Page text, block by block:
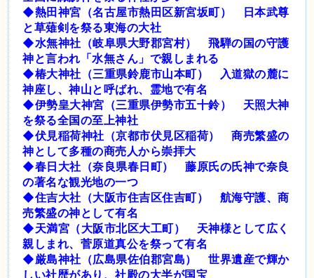
◆熱田神宮（名古屋市熱田区新宮坂町） 日本武尊
と草薙剣を祭る東海の大社
◆水無神社（岐阜県大野郡宮村） 飛騨の国の守護
神と言われ「水無さん」で親しまれる
◆椿大神社（三重県鈴鹿市山本町） 入道獄の麓に
神座し、神山と呼ばれ、霊地で有名
◆伊勢皇大神宮（三重県伊勢市五十鈴） 天照大神
を祭る全国の至上神社
◆伏見稲荷神社（京都市伏見区稲荷） 商売繁盛の
神として多種の商売人から崇拝大
◆春日大社（奈良県春日町） 藤原氏の氏神で奈良
の著名な観光地の一つ
◆住吉大社（大阪市住吉区住吉町） 航海守護、商
売繁盛の神として有名
◆天満宮（大阪市北区大工町） 天神様として広く
親しまれ、菅原道真公を祭って有名
◆厳島神社（広島県佐伯郡宮島） 世界遺産で輝か
しい社歴があり、社殿の大半が国宝